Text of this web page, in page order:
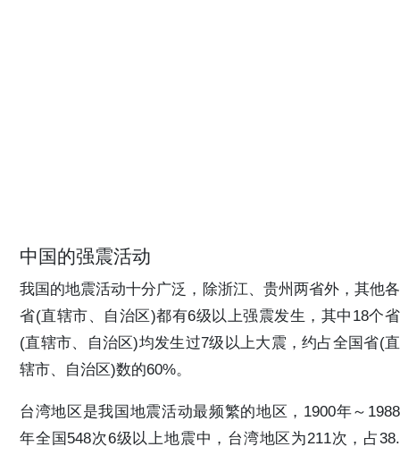
中国的强震活动
我国的地震活动十分广泛，除浙江、贵州两省外，其他各
省(直辖市、自治区)都有6级以上强震发生，其中18个省
(直辖市、自治区)均发生过7级以上大震，约占全国省(直
辖市、自治区)数的60%。
台湾地区是我国地震活动最频繁的地区，1900年～1988
年全国548次6级以上地震中，台湾地区为211次，占38.